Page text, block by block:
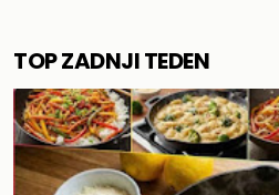
TOP ZADNJI TEDEN